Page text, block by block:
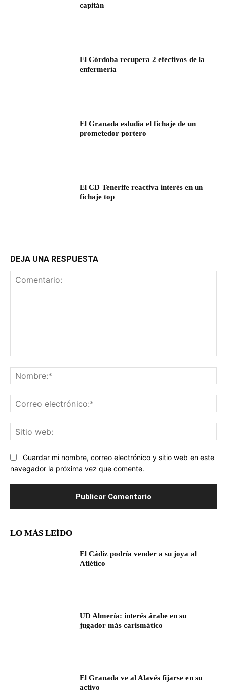
capitán
El Córdoba recupera 2 efectivos de la
enfermería
El Granada estudia el fichaje de un
prometedor portero
El CD Tenerife reactiva interés en un
fichaje top
DEJA UNA RESPUESTA
Guardar mi nombre, correo electrónico y sitio web en este
navegador la próxima vez que comente.
LO MÁS LEÍDO
El Cádiz podría vender a su joya al
Atlético
UD Almería: interés árabe en su
jugador más carismático
El Granada ve al Alavés fijarse en su
activo